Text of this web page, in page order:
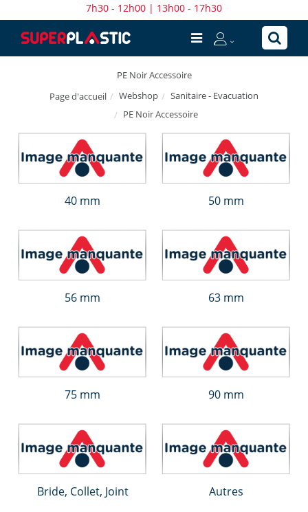
7h30 - 12h00 | 13h00 - 17h30
PE Noir Accessoire
Page d'accueil
Webshop
Sanitaire - Evacuation
PE Noir Accessoire
40 mm 50 mm
56 mm 63 mm
75 mm 90 mm
Bride, Collet, Joint Autres